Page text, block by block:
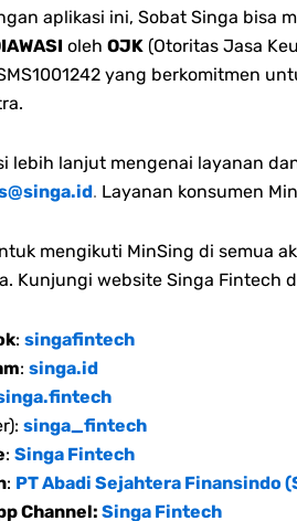
aplikasi ini, Sobat Singa bisa
oleh OJK (Otoritas Jasa
yang berkomitmen
lebih lanjut mengenai layanan
. Layanan konsumen
mengikuti MinSing di semua
Kunjungi website Singa Fintech
: singafintech
: singa.id
singa_fintech
: Singa Fintech
: PT Abadi Sejahtera Finansindo
Channel: Singa Fintech